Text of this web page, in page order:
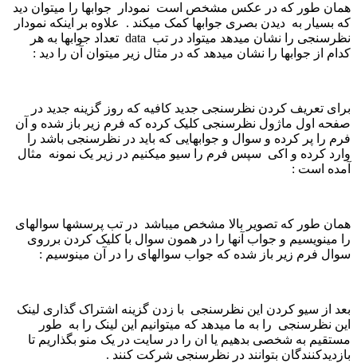
همان طور که در عکس مشخص است نمودار جوابها را میتوان دید
که بسیار به دیدن بصری جوابها کمک میکند . علاوه بر اینکه نمودار
نظرسنجی را نشان میدهد میتواد در تب data تعداد جوابها به هر
کدام از جوابها را نشان میدهد که در مثال زیر میتوان آن را دید :
برای تعریف کردن نظرسنجی جدید کافیه که روز گزینه جدید در
صفحه اول ماژول نظرسنجی کلیک کرده که فرم زیر باز شده و آن
فرم را پر کرده و سوال و جوابهایی که باید در نظرسنجی باشد را
وارد کرده و اکی سپس فرم را سیو میکنیم در زیر یک نمونه مثال
آمده است :
همان طور که تصویر بالا مشخص میباشد در تب پرسشها سوالهای
را مینویسیم و جواب آنها را در همون سوال با کلیک کردن برروی
سوال فرم زیر باز شده که جواب سوالهای را در آن مینوسیم :
بعد از سیو کردن این نظرسنجی با زدن گزینه اشتراک گذاری لینک
این نظرسنجی را به ما میدهد که میتوانیم این لینک را به طور
مستقیم به شخصی بدهیم یا ان را در سایت در یک منو بگذاریم تا
بازدیدکنندگان بتوانند در نظرسنجی شرکت کنند .